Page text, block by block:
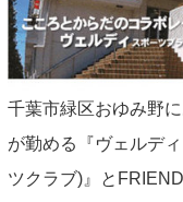
千葉市緑区おゆみ野
が勤める『ヴェルデ
ツクラブ)』と